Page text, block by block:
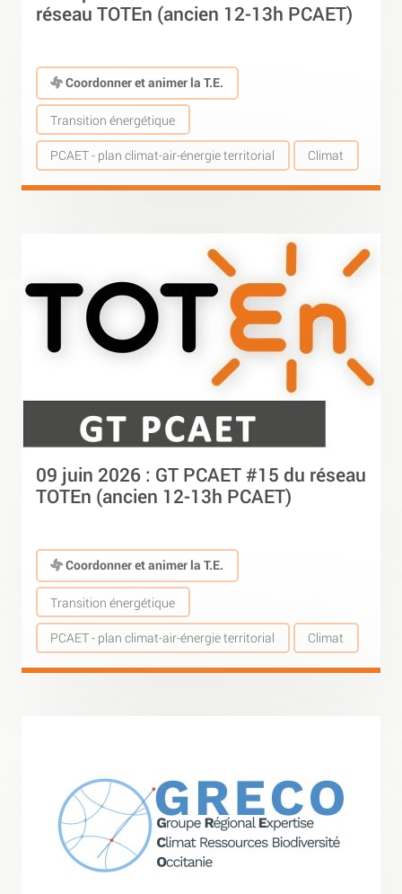
réseau TOTEn (ancien 12-13h PCAET)
Coordonner et animer la T.E.
Transition énergétique
PCAET - plan climat-air-énergie territorial Climat
09 juin 2026 : GT PCAET #15 du réseau
TOTEn (ancien 12-13h PCAET)
Coordonner et animer la T.E.
Transition énergétique
PCAET - plan climat-air-énergie territorial Climat